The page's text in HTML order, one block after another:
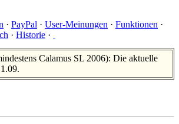
· PayPal · User-Meinungen · Funktionen ·
· Historie ·
Calamus SL 2006): Die aktuelle